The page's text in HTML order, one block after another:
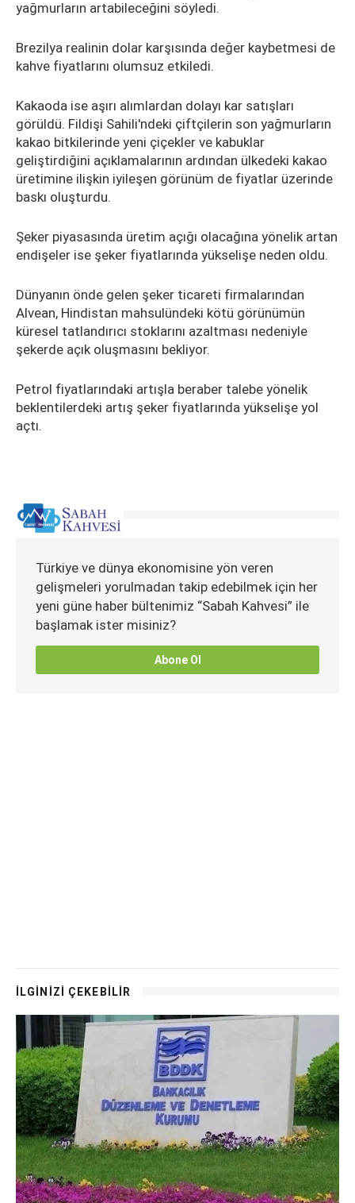
yağmurların artabileceğini söyledi.
Brezilya realinin dolar karşısında değer kaybetmesi de
kahve fiyatlarını olumsuz etkiledi.
Kakaoda ise aşırı alımlardan dolayı kar satışları
görüldü. Fildişi Sahili'ndeki çiftçilerin son yağmurların
kakao bitkilerinde yeni çiçekler ve kabuklar
geliştirdiğini açıklamalarının ardından ülkedeki kakao
üretimine ilişkin iyileşen görünüm de fiyatlar üzerinde
baskı oluşturdu.
Şeker piyasasında üretim açığı olacağına yönelik artan
endişeler ise şeker fiyatlarında yükselişe neden oldu.
Dünyanın önde gelen şeker ticareti firmalarından
Alvean, Hindistan mahsulündeki kötü görünümün
küresel tatlandırıcı stoklarını azaltması nedeniyle
şekerde açık oluşmasını bekliyor.
Petrol fiyatlarındaki artışla beraber talebe yönelik
beklentilerdeki artış şeker fiyatlarında yükselişe yol
açtı.
Türkiye ve dünya ekonomisine yön veren
gelişmeleri yorulmadan takip edebilmek için her
yeni güne haber bültenimiz “Sabah Kahvesi” ile
başlamak ister misiniz?
Abone Ol
İLGİNİZİ ÇEKEBİLİR